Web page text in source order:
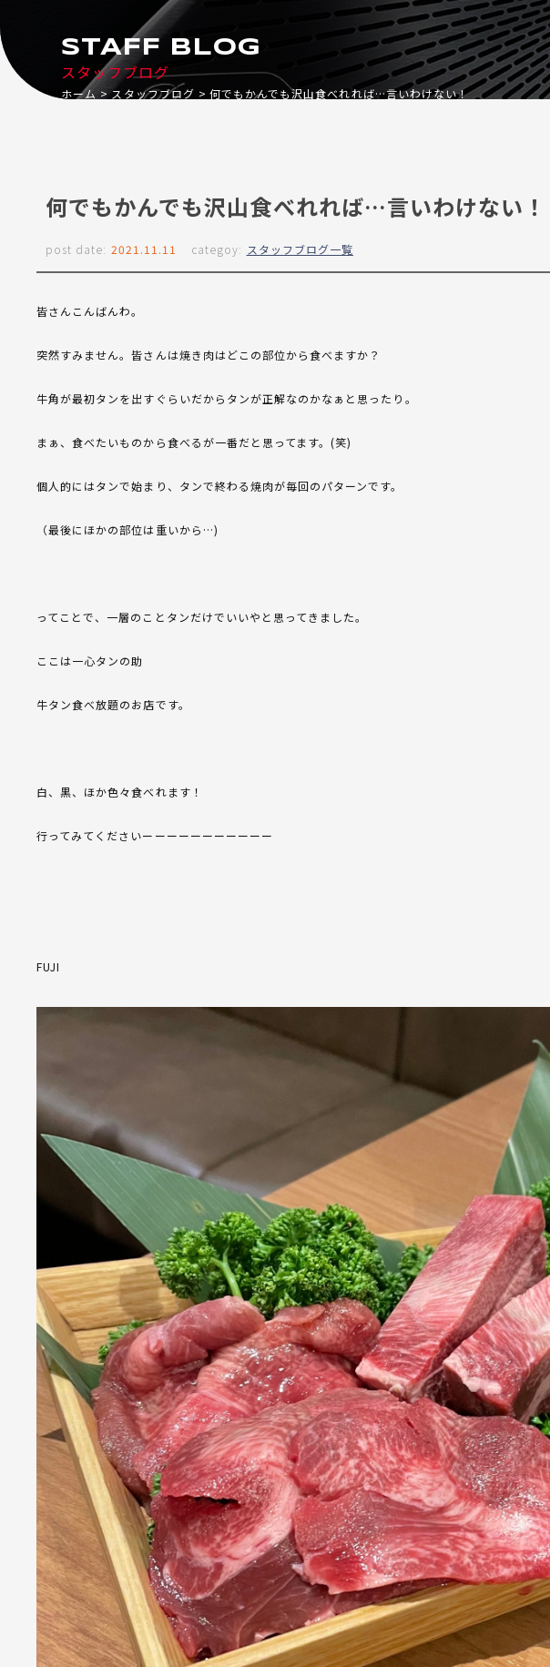
スタッフブログ
STAFF BLOG
ホーム スタッフブログ 何でもかんでも沢山食べれれば…言いわけない！
何でもかんでも沢山食べれれば…言いわけない！
post date: 2021.11.11 categoy: スタッフブログ一覧
皆さんこんばんわ。
突然すみません。皆さんは焼き肉はどこの部位から食べますか？
牛角が最初タンを出すぐらいだからタンが正解なのかなぁと思ったり。
まぁ、食べたいものから食べるが一番だと思ってます。(笑)
個人的にはタンで始まり、タンで終わる焼肉が毎回のパターンです。
（最後にほかの部位は重いから…)
ってことで、一層のことタンだけでいいやと思ってきました。
ここは一心タンの助
牛タン食べ放題のお店です。
白、黒、ほか色々食べれます！
行ってみてくださいーーーーーーーーーーー
FUJI